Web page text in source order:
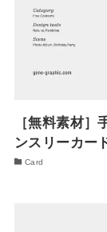
［無料素材
ンスリーカー
Card